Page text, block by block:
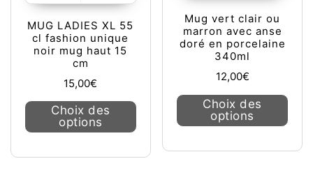
MUG LADIES XL 55
cl fashion unique
noir mug haut 15
cm
15,00€
Choix des
options
Ce produit a plusieurs variations.
Mug vert clair ou
marron avec anse
doré en porcelaine
340ml
12,00€
Choix des
options